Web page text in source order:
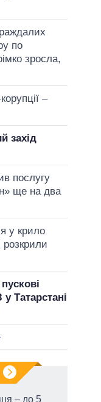
по
зросла,
–
захід
послугу
ще на два
у крило
розкрили
Татарстані
– до 5